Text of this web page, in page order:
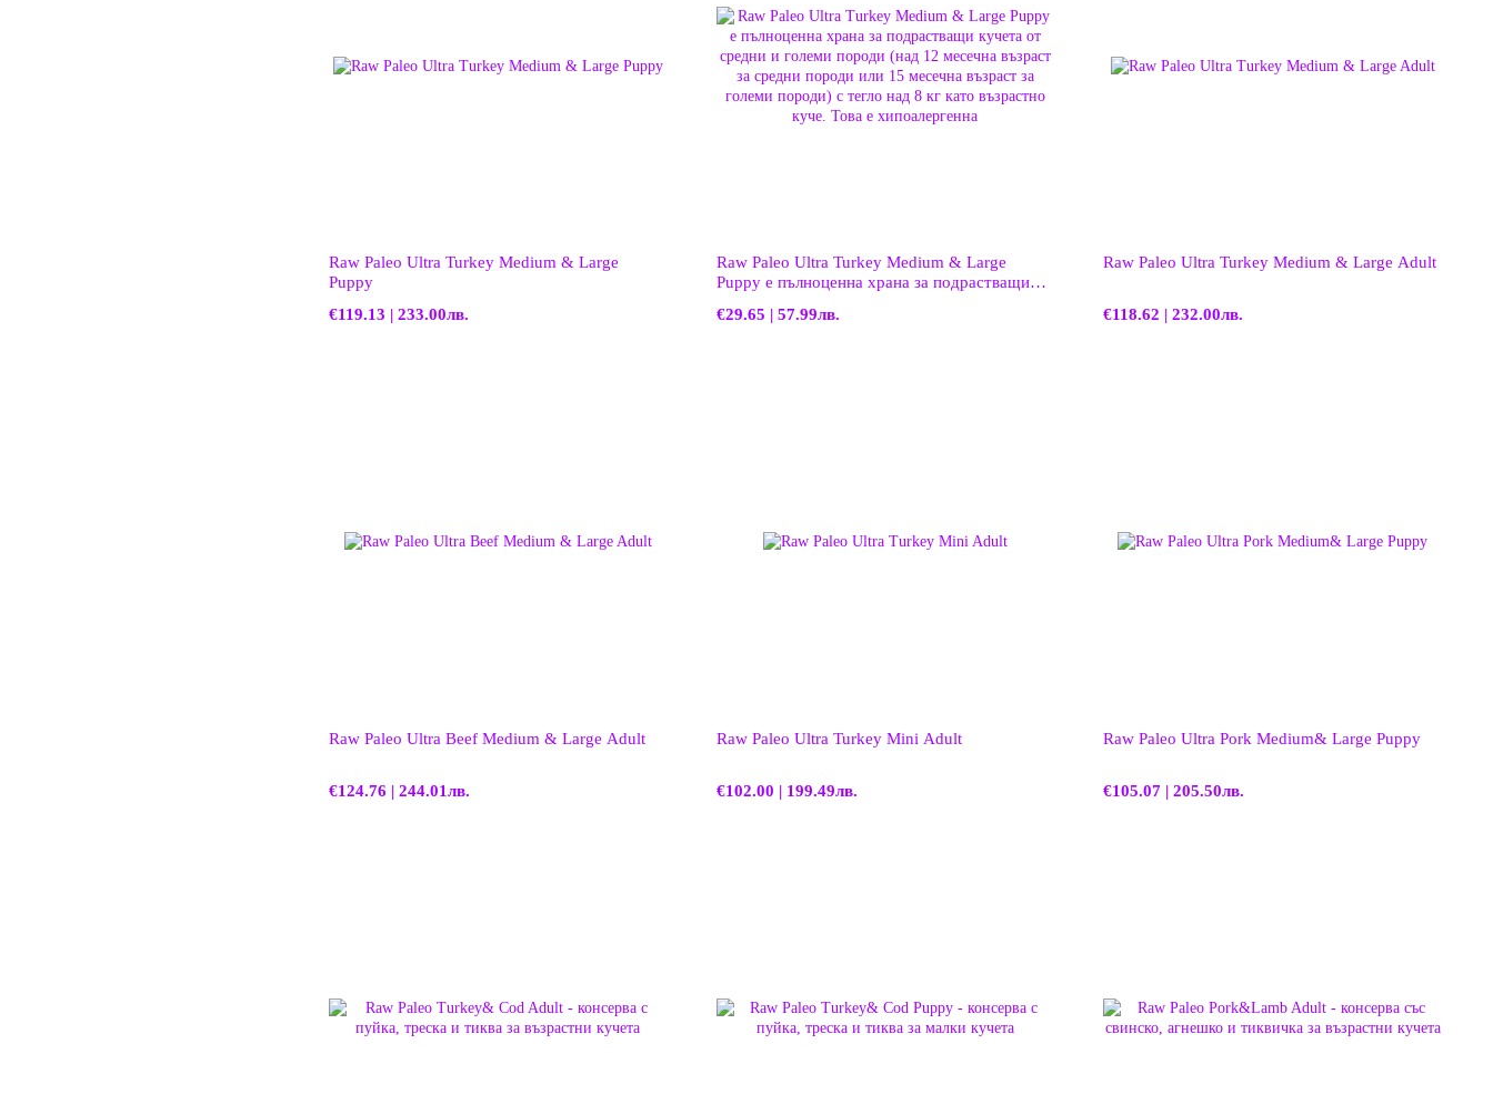
Raw Paleo Ultra Turkey Medium & Large
Puppy
€119.13 | 233.00лв.
Raw Paleo Ultra Turkey Medium & Large
Puppy е пълноценна храна за подрастващи
месечна възраст за средни породи или 15
€29.65 | 57.99лв.
Raw Paleo Ultra Turkey Medium & Large Adult
€118.62 | 232.00лв.
Raw Paleo Ultra Beef Medium & Large Adult
€124.76 | 244.01лв.
Raw Paleo Ultra Turkey Mini Adult
€102.00 | 199.49лв.
Raw Paleo Ultra Pork Medium& Large Puppy
€105.07 | 205.50лв.